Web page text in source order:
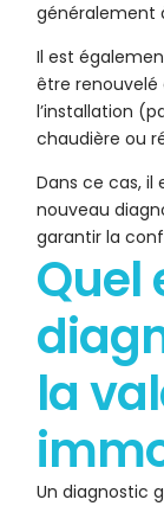
généralement
Il est
être
l’installation
chaudière ou
Dans ce cas,
nouveau
garantir la
Quel
la
Un diagnostic